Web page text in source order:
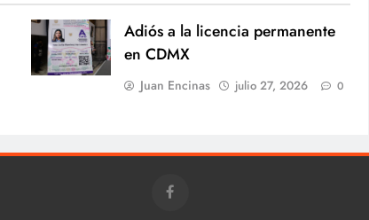
Adiós a la licencia permanente
en CDMX
Juan Encinas julio 27, 2026 0